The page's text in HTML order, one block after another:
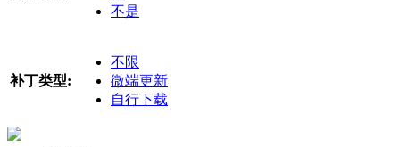
不是
补丁类型:
不限
微端更新
自行下载